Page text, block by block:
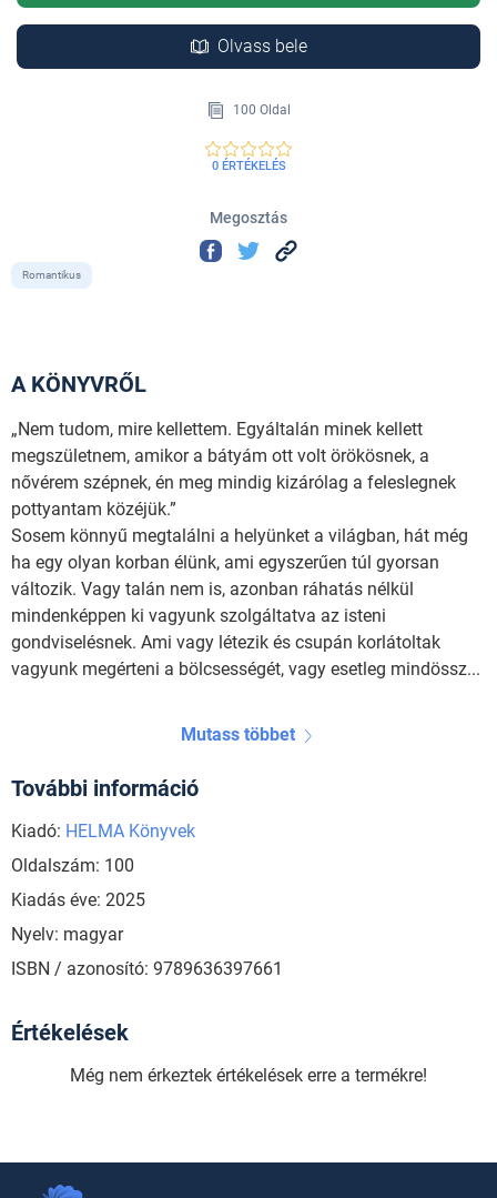
Olvass bele
100 Oldal
0 ÉRTÉKELÉS
Megosztás
Romantikus
A KÖNYVRŐL
„Nem tudom, mire kellettem. Egyáltalán minek kellett
megszületnem, amikor a bátyám ott volt örökösnek, a
nővérem szépnek, én meg mindig kizárólag a feleslegnek
pottyantam közéjük.”
Sosem könnyű megtalálni a helyünket a világban, hát még
ha egy olyan korban élünk, ami egyszerűen túl gyorsan
változik. Vagy talán nem is, azonban ráhatás nélkül
mindenképpen ki vagyunk szolgáltatva az isteni
gondviselésnek. Ami vagy létezik és csupán korlátoltak
vagyunk megérteni a bölcsességét, vagy esetleg mindössz...
Mutass többet
További információ
Kiadó: HELMA Könyvek
Oldalszám: 100
Kiadás éve: 2025
Nyelv: magyar
ISBN / azonosító: 9789636397661
Értékelések
Még nem érkeztek értékelések erre a termékre!